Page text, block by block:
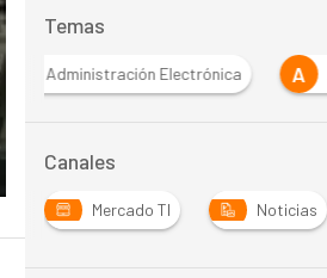
Temas
Administración Electrónica A
Canales
Mercado TI Noticias